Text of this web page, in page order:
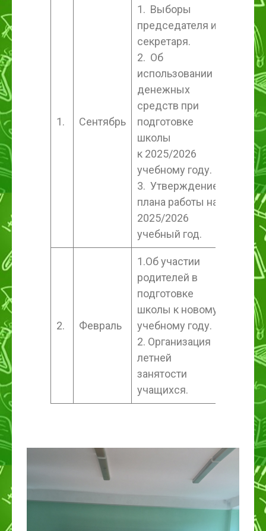
1. Сентябрь
1. Выборы
председателя и
секретаря.
2. Об
использовании
денежных
средств при
подготовке
школы
к 2025/2026
учебному году.
3. Утверждение
плана работы на
2025/2026
учебный год.
2. Февраль
1.Об участии
родителей в
подготовке
школы к новому
учебному году.
2. Организация
летней
занятости
учащихся.